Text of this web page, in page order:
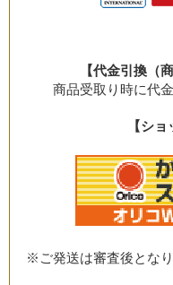
【代金引換（
商品受取り時に代
【シ
※ご発送は審査後とな